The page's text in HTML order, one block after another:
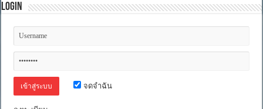
อยด์
[เสียง
5.1.Atmos
Login
จดจำฉัน